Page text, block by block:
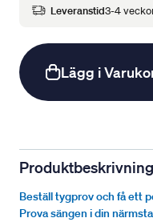
Leveranstid3-4
Lägg i
Produktbeskrivning
Beställ tygprov och få ett
Prova sängen i din